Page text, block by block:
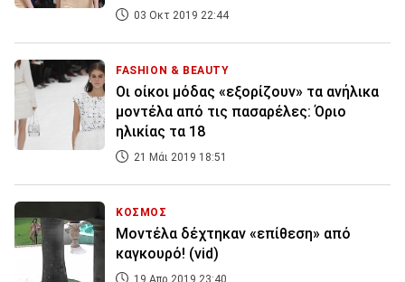
03 Οκτ 2019 22:44
FASHION & BEAUTY
Οι οίκοι μόδας «εξορίζουν» τα ανήλικα
μοντέλα από τις πασαρέλες: Όριο
ηλικίας τα 18
21 Μάι 2019 18:51
ΚΟΣΜΟΣ
Μοντέλα δέχτηκαν «επίθεση» από
καγκουρό! (vid)
19 Απρ 2019 23:40